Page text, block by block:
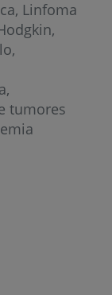
Linfoma
tumores